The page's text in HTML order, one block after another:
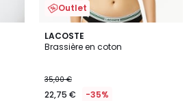
Outlet
LACOSTE
Brassière en coton
35,00 €
22,75 € -35%